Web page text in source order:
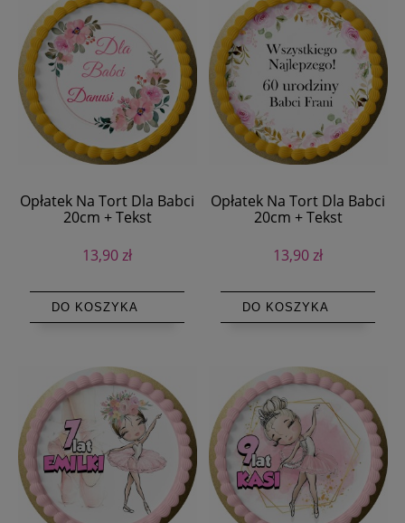
Opłatek Na Tort Dla Babci
20cm + Tekst
13,90 zł
DO KOSZYKA
Opłatek Na Tort Dla Babci
20cm + Tekst
13,90 zł
DO KOSZYKA